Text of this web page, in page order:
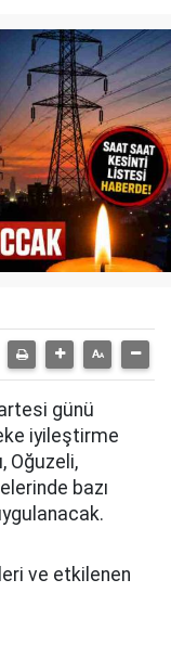
günü
iyileştirme
Oğuzeli,
bazı
ve etkilenen